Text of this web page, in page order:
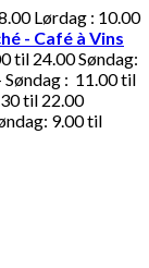
Lørdag : 10.00
- Café à Vins
til 24.00 Søndag:
Søndag : 11.00 til
til 22.00
9.00 til